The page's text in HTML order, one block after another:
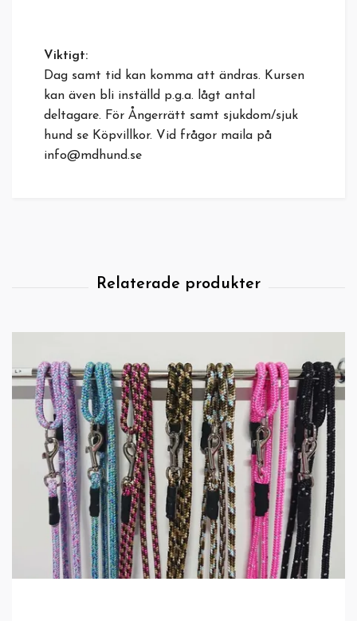
Viktigt:
Dag samt tid kan komma att ändras. Kursen
kan även bli inställd p.g.a. lågt antal
deltagare. För Ångerrätt samt sjukdom/sjuk
hund se Köpvillkor. Vid frågor maila på
info@mdhund.se